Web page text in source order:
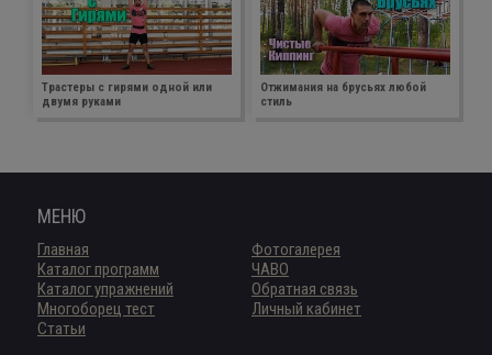
Трастеры с гирями одной или
двумя руками
Отжимания на брусьях любой
стиль
МЕНЮ
Главная
Каталог программ
Каталог упражнений
Многоборец тест
Статьи
Фотогалерея
ЧАВО
Обратная связь
Личный кабинет